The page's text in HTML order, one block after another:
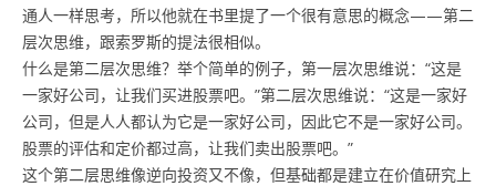
通人一样思考，所以他就在书里提了一个很有意思的概念——第二
层次思维，跟索罗斯的提法很相似。
什么是第二层次思维？举个简单的例子，第一层次思维说：“这是
一家好公司，让我们买进股票吧。”第二层次思维说：“这是一家好
公司，但是人人都认为它是一家好公司，因此它不是一家好公司。
股票的评估和定价都过高，让我们卖出股票吧。”
这个第二层思维像逆向投资又不像，但基础都是建立在价值研究上